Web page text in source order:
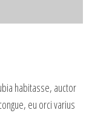
habitasse, auctor
eu orci varius